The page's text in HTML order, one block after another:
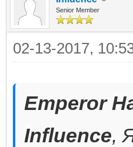
Senior Member
02-13-2017,
Emperor
Influence,